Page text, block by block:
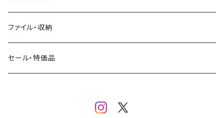
お花・フラワー・グリーン・植物
SAIEN
田村美紀
パピアプラッツ（作家もの）
浅野みどり
西淑
カフェ
コーヒー・飲み物・クリームソーダ
ファイル・収納
セール・特価品